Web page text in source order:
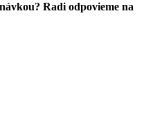
Radi odpovieme na